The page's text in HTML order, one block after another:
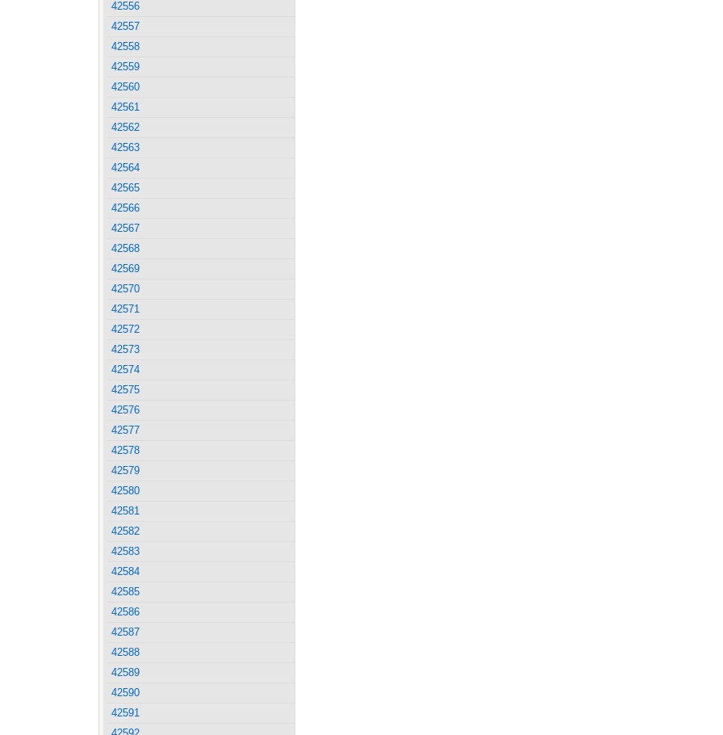
42556
42557
42558
42559
42560
42561
42562
42563
42564
42565
42566
42567
42568
42569
42570
42571
42572
42573
42574
42575
42576
42577
42578
42579
42580
42581
42582
42583
42584
42585
42586
42587
42588
42589
42590
42591